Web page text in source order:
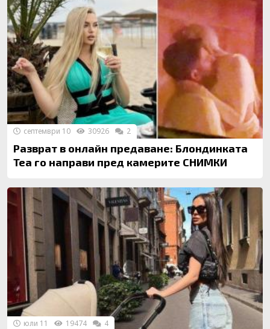
Разврат в онлайн предаване: Блондинката
Теа го направи пред камерите СНИМКИ
септември 10 30926 2
юли 11 19474 4